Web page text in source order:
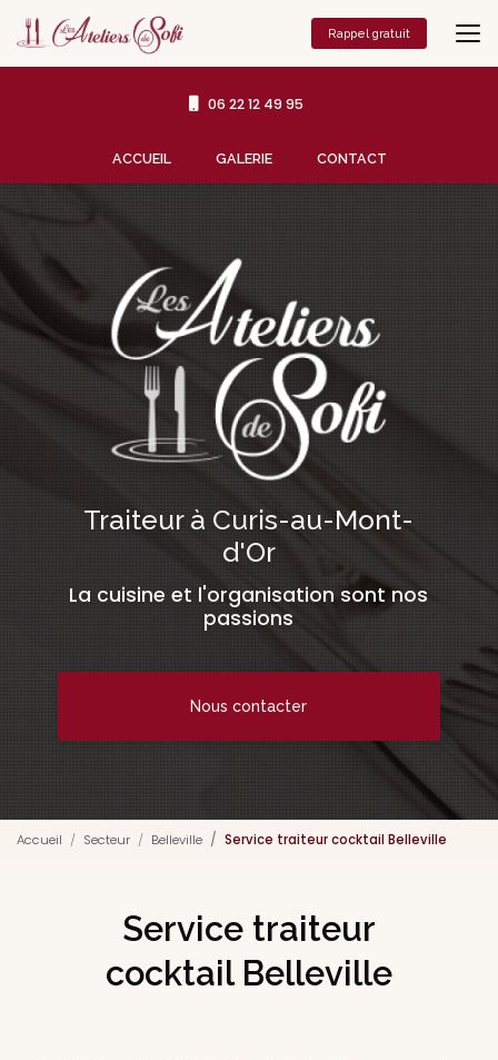
contenu
principal
06 22 12 49 95
ACCUEIL GALERIE CONTACT
Rappel gratuit
Traiteur à Curis-au-Mont-
d'Or
La cuisine et l'organisation sont nos
passions
Nous contacter
Accueil Secteur Belleville Service traiteur cocktail Belleville
Service traiteur
cocktail Belleville